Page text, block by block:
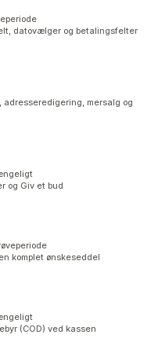
datovælger og betalingsfelter
mersalg og
og Giv et bud
komplet ønskeseddel
(COD) ved kassen